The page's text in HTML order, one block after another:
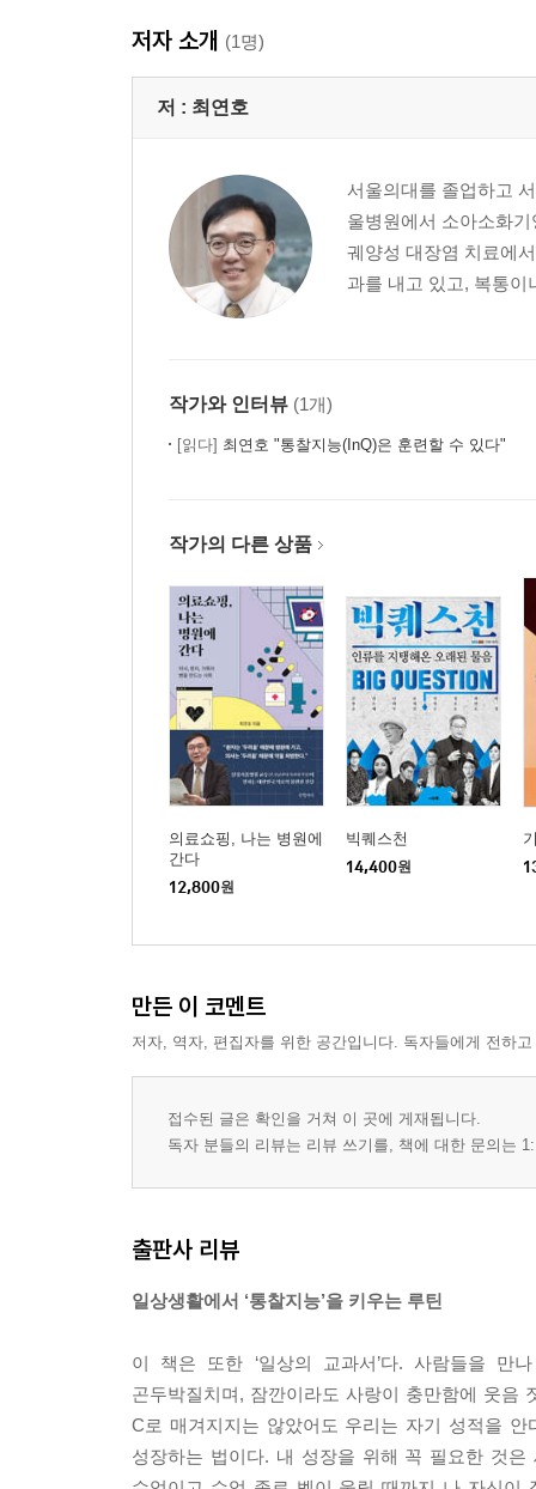
투명 망토의 법칙┃정상을 비정상으로 해석한 의
박인비의 품격┃맥락 지능(CQ) ＝ 통찰지능
아직 멀었다┃과정과 결과: 우리가 수학을 배우
제7장 명분과 실리
살리는 인생의 자습법
제8장 보이지 않는 것을 보는 열 가지 방법
상상┃패턴 인식과 빅데이터┃유추: 그것이 무엇
제9장 그리고 통찰은 직관으로 나타난다
물결(~) 커브: 질병의 관점으로만 환자의 증상을
에필로그
저자 소개 (1명)
저 : 최연호
서울의대를 졸업하고
울병원에서 소아소화
궤양성 대장염 치료에
과를 내고 있고, 복통이
작가와 인터뷰 (1개)
[읽다] 최연호 "통찰지능(InQ)은 훈련할 수 있다"
작가의 다른 상품
의료쇼핑, 나는 병원에
간다
12,800원
빅퀘스천
14,400원
만든 이 코멘트
저자, 역자, 편집자를 위한 공간입니다. 독자들에게 전하
접수된 글은 확인을 거쳐 이 곳에 게재됩니다.
독자 분들의 리뷰는 리뷰 쓰기를, 책에 대한 문의는
출판사 리뷰
일상생활에서 ‘통찰지능’을 키우는 루틴
이 책은 또한 ‘일상의 교과서’다. 사람들을
곤두박질치며, 잠깐이라도 사랑이 충만함에 웃음
C로 매겨지지는 않았어도 우리는 자기 성적을
성장하는 법이다. 내 성장을 위해 꼭 필요한 것